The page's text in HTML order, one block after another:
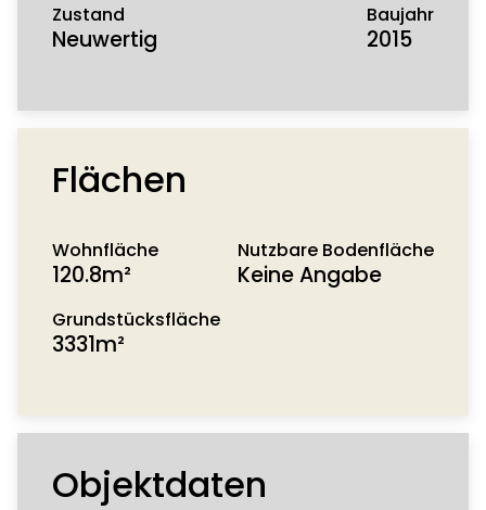
Zustand
Neuwertig
Baujahr
2015
Flächen
Wohnfläche
120.8m²
Nutzbare Bodenfläche
Keine Angabe
Grundstücksfläche
3331m²
Objektdaten